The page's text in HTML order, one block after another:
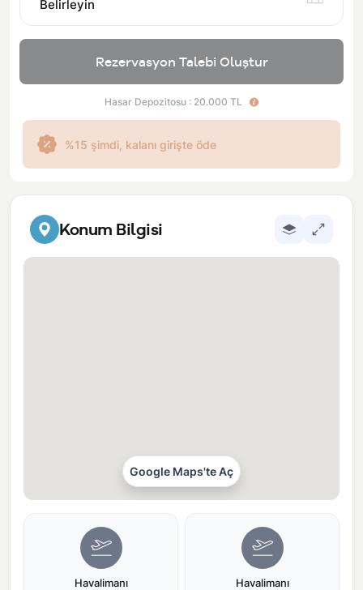
Konum Bilgisi
Google Maps'te Aç
Havalimanı Havalimanı
Belirleyin
Rezervasyon Talebi Oluştur
Hasar Depozitosu : 20.000 TL
%15 şimdi, kalanı girişte öde